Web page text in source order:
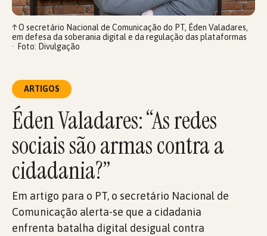
ARTIGOS
Éden Valadares: “As redes
sociais são armas contra a
cidadania?”
Em artigo para o PT, o secretário Nacional de
Comunicação alerta-se que a cidadania
enfrenta batalha digital desigual contra
↑O secretário Nacional de Comunicação do PT, Éden Valadares,
em defesa da soberania digital e da regulação das plataformas
Foto: Divulgação